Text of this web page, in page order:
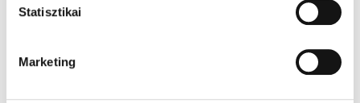
Statisztikai
Marketing
fehérarany
pár
karikagyűrű